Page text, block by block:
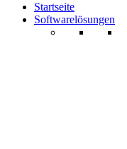
Startseite
Softwarelösungen